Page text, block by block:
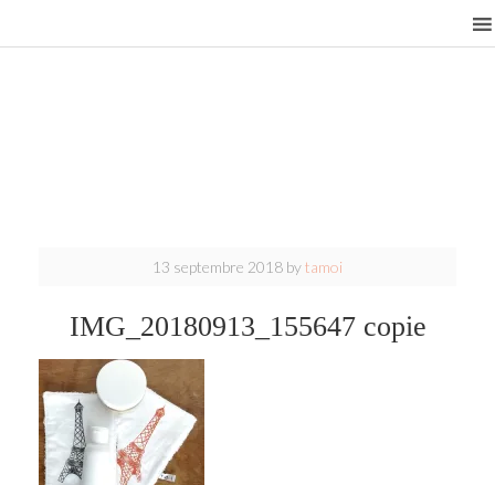
13 septembre 2018 bytamoi
IMG_20180913_155647 copie